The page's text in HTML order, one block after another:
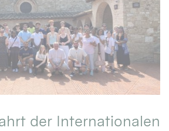
der Internationalen